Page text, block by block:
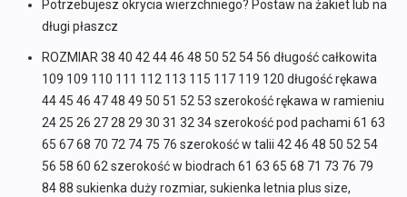
Potrzebujesz okrycia wierzchniego? Postaw na żakiet lub na
długi płaszcz
ROZMIAR 38 40 42 44 46 48 50 52 54 56 długość całkowita
109 109 110 111 112 113 115 117 119 120 długość rękawa
44 45 46 47 48 49 50 51 52 53 szerokość rękawa w ramieniu
24 25 26 27 28 29 30 31 32 34 szerokość pod pachami 61 63
65 67 68 70 72 74 75 76 szerokość w talii 42 46 48 50 52 54
56 58 60 62 szerokość w biodrach 61 63 65 68 71 73 76 79
84 88 sukienka duży rozmiar, sukienka letnia plus size,